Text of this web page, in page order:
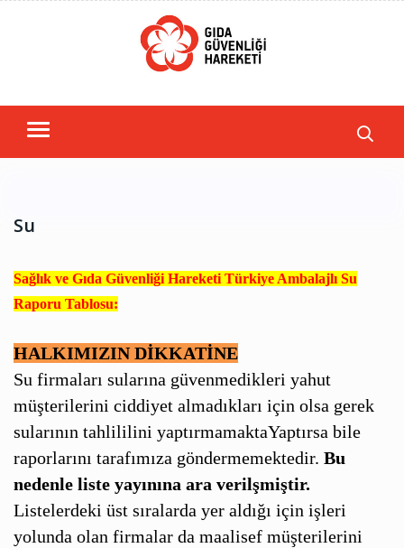
Su
Sağlık ve Gıda Güvenliği Hareketi Türkiye Ambalajlı Su
Raporu Tablosu:
HALKIMIZIN DİKKATİNE
Su firmaları sularına güvenmedikleri yahut
müşterilerini ciddiyet almadıkları için olsa gerek
sularının tahlililini yaptırmamaktaYaptırsa bile
raporlarını tarafımıza göndermemektedir. Bu
nedenle liste yayınına ara verilşmiştir.
Listelerdeki üst sıralarda yer aldığı için işleri
yolunda olan firmalar da maalisef müşterilerini